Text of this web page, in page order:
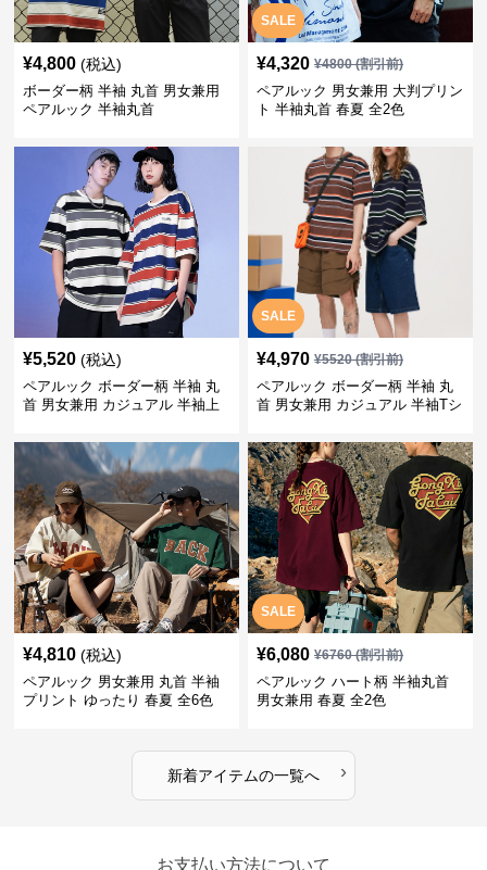
¥4,800 (税込)
ボーダー柄 半袖 丸首 男女兼用
ペアルック 半袖丸首
SALE
¥4,320 ¥4800(割引前)
ペアルック 男女兼用 大判プリン
ト 半袖丸首 春夏 全2色
¥5,520 (税込)
ペアルック ボーダー柄 半袖 丸
首 男女兼用 カジュアル 半袖上
SALE
¥4,970 ¥5520(割引前)
ペアルック ボーダー柄 半袖 丸
首 男女兼用 カジュアル 半袖Tシ
¥4,810 (税込)
ペアルック 男女兼用 丸首 半袖
プリント ゆったり 春夏 全6色
SALE
¥6,080 ¥6760(割引前)
ペアルック ハート柄 半袖丸首
男女兼用 春夏 全2色
新着アイテムの一覧へ ›
お支払い方法について